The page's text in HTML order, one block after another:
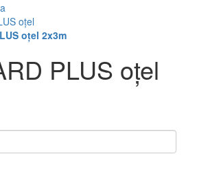
oțel
oțel 2x3m
PLUS oțel